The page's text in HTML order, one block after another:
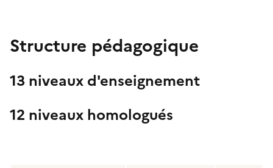
Structure pédagogique
13 niveaux d'enseignement
12 niveaux homologués